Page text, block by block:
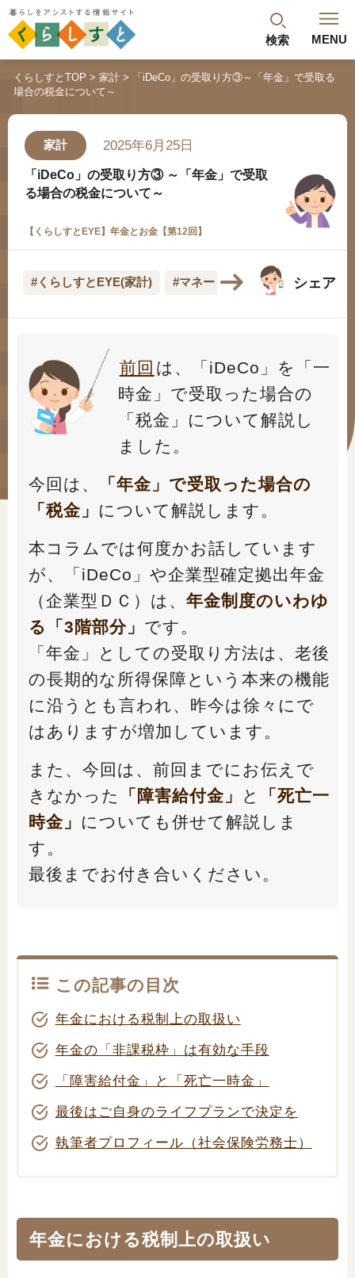
検索 MENU
閉じる
最新記事
年金のよくあるご質問
#年金広報
#くらしすとEYE(年金)
#ねんきんAtoZ
#年金講座
「年金」に関する記事
「健康」に関する記事
「終活」に関する記事
「家計」に関する記事
「暮らし」に関する記事
くらしすとについて
プライバシーポリシー（個人情報保護方針）
くらしすとTOP 家計
「iDeCo」の受取り方③～「年金」で受取る
場合の税金について～
家計 2025年6月25日
「iDeCo」の受取り方③～「年金」で受取
る場合の税金について～
【くらしすとEYE】年金とお金【第12回】
#くらしすとEYE(家計) #マネー シェア
前回 は、「iDeCo」を「一
時金」で受取った場合の
「税金」について解説し
ました。
今回は、
「年金」で受取った場合の
「税金」 について解説します。
本コラムでは何度かお話しています
が、「iDeCo」や企業型確定拠出年金
（企業型ＤＣ）は、 年金制度のいわゆ
る「3階部分」 です。
「年金」としての受取り方法は、老後
の長期的な所得保障という本来の機能
に沿うとも言われ、昨今は徐々にで
はありますが増加しています。
また、今回は、前回までにお伝えで
きなかった
「障害給付金」 と
「死亡一
時金」 についても併せて解説しま
す。
最後までお付き合いください。
この記事の目次
年金における税制上の取扱い
年金の「非課税枠」は有効な手段
「障害給付金」と「死亡一時金」
最後はご自身のライフプランで決定を
執筆者プロフィール（社会保険労務士）
年金における税制上の取扱い